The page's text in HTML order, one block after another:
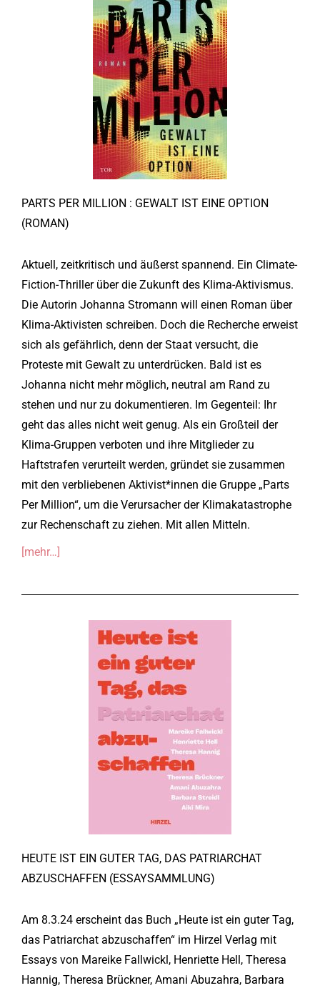
PARTS PER MILLION : GEWALT IST EINE OPTION
(ROMAN)
Aktuell, zeitkritisch und äußerst spannend. Ein Climate-
Fiction-Thriller über die Zukunft des Klima-Aktivismus.
Die Autorin Johanna Stromann will einen Roman über
Klima-Aktivisten schreiben. Doch die Recherche erweist
sich als gefährlich, denn der Staat versucht, die
Proteste mit Gewalt zu unterdrücken. Bald ist es
Johanna nicht mehr möglich, neutral am Rand zu
stehen und nur zu dokumentieren. Im Gegenteil: Ihr
geht das alles nicht weit genug. Als ein Großteil der
Klima-Gruppen verboten und ihre Mitglieder zu
Haftstrafen verurteilt werden, gründet sie zusammen
mit den verbliebenen Aktivist*innen die Gruppe „Parts
Per Million“, um die Verursacher der Klimakatastrophe
zur Rechenschaft zu ziehen. Mit allen Mitteln.
[mehr…]
HEUTE IST EIN GUTER TAG, DAS PATRIARCHAT
ABZUSCHAFFEN (ESSAYSAMMLUNG)
Am 8.3.24 erscheint das Buch „Heute ist ein guter Tag,
das Patriarchat abzuschaffen“ im Hirzel Verlag mit
Essays von Mareike Fallwickl, Henriette Hell, Theresa
Hannig, Theresa Brückner, Amani Abuzahra, Barbara